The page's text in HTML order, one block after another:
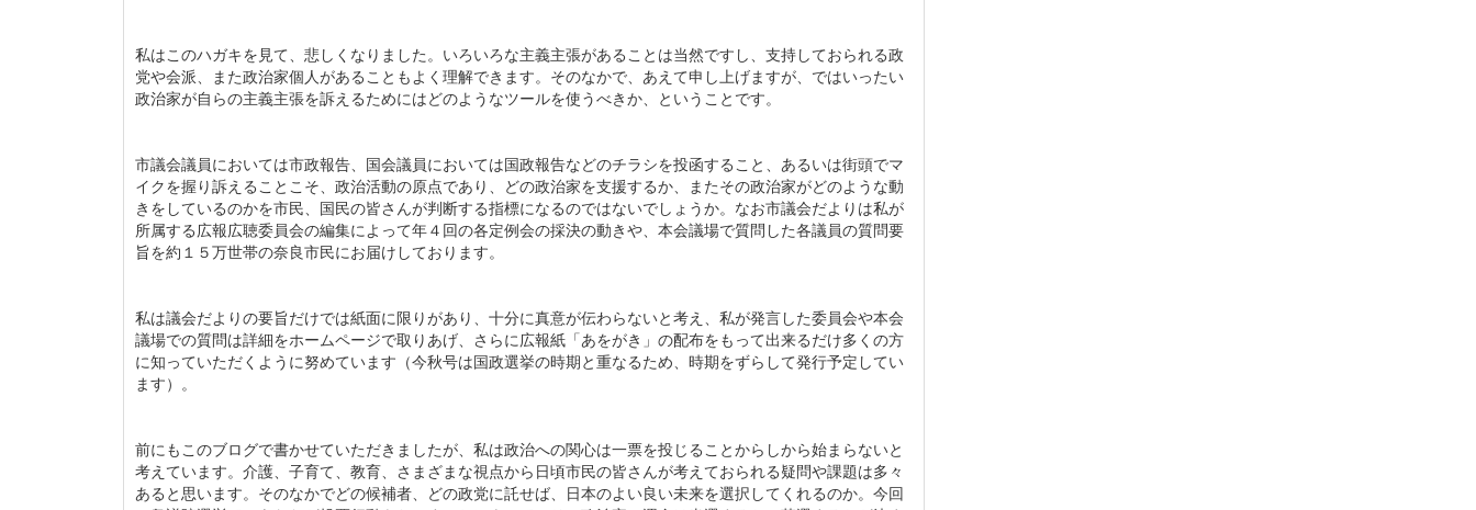
私はこのハガキを見て、悲しくなりました。いろいろな主義主張があることは当然ですし、支持しておられる政
党や会派、また政治家個人があることもよく理解できます。そのなかで、あえて申し上げますが、ではいったい
政治家が自らの主義主張を訴えるためにはどのようなツールを使うべきか、ということです。
市議会議員においては市政報告、国会議員においては国政報告などのチラシを投函すること、あるいは街頭でマ
イクを握り訴えることこそ、政治活動の原点であり、どの政治家を支援するか、またその政治家がどのような動
きをしているのかを市民、国民の皆さんが判断する指標になるのではないでしょうか。なお市議会だよりは私が
所属する広報広聴委員会の編集によって年４回の各定例会の採決の動きや、本会議場で質問した各議員の質問要
旨を約１５万世帯の奈良市民にお届けしております。
私は議会だよりの要旨だけでは紙面に限りがあり、十分に真意が伝わらないと考え、私が発言した委員会や本会
議場での質問は詳細をホームページで取りあげ、さらに広報紙「あをがき」の配布をもって出来るだけ多くの方
に知っていただくように努めています（今秋号は国政選挙の時期と重なるため、時期をずらして発行予定してい
ます）。
前にもこのブログで書かせていただきましたが、私は政治への関心は一票を投じることからしから始まらないと
考えています。介護、子育て、教育、さまざまな視点から日頃市民の皆さんが考えておられる疑問や課題は多々
あると思います。そのなかでどの候補者、どの政党に託せば、日本のよい良い未来を選択してくれるのか。今回